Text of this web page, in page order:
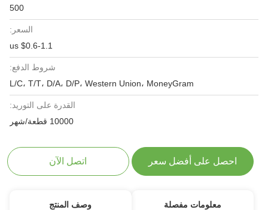
500
السعر:
us $0.6-1.1
شروط الدفع:
L/C، T/T، D/A، D/P، Western Union، MoneyGram
القدرة على التوريد:
10000 قطعة/شهر
احصل على أفضل سعر اتصل الآن
معلومات مفصلة وصف المنتج